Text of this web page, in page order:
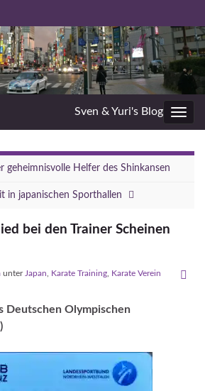
Sven & Yuri's Blog
geheimnisvolle Helfer des Shinkansen
in japanischen Sporthallen
bei den Trainer Scheinen
unter Japan Karate Training Karate Verein
Deutschen Olympischen